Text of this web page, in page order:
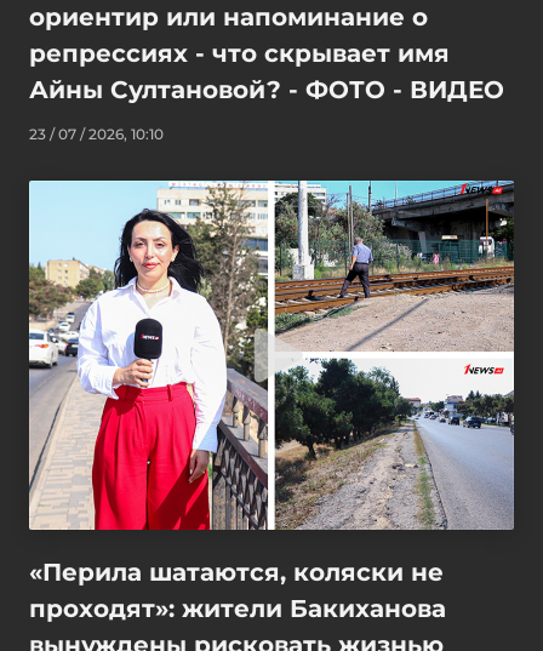
ориентир или напоминание о
репрессиях - что скрывает имя
Айны Султановой? - ФОТО - ВИДЕО
23 / 07 / 2026, 10:10
«Перила шатаются, коляски не
проходят»: жители Бакиханова
вынуждены рисковать жизнью